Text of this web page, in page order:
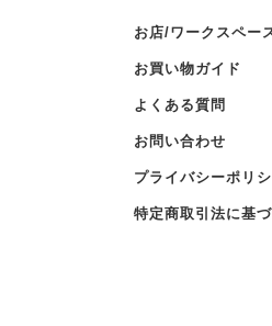
お店/ワークスペー
お買い物ガイド
よくある質問
お問い合わせ
プライバシーポリ
特定商取引法に基